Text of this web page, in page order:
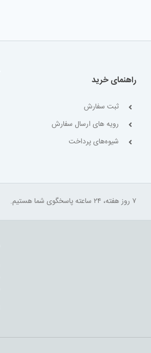
راهنمای خرید
ثبت سفارش
رویه های ارسال سفارش
شیوه‌های پرداخت
۷ روز هفته، ۲۴ ساعته پاسخگوی شما هستیم.